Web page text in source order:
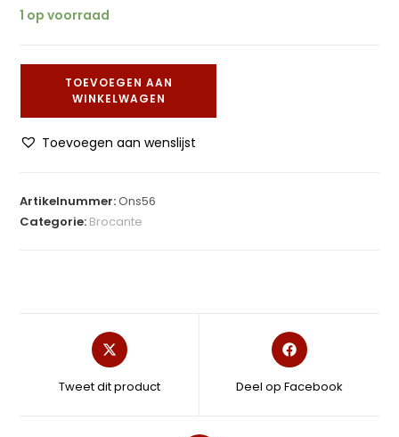
1 op voorraad
TOEVOEGEN AAN
WINKELWAGEN
Toevoegen aan wenslijst
Artikelnummer:Ons56
Categorie: Brocante
Tweet dit product Deel op Facebook